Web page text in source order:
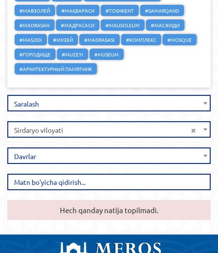
#МАВЗОЛЕЙ
#МАҚБАРАСИ #TOSHKENT
#SAMARQAND
#MADRASAH
#МАДРАСАСИ #MAUSOLEUM
#МАСЖИДИ
#MASJIDI
#МУЗЕЙ #MADRASASI #КОМПЛЕКС
#MOSQUE
#ГОРОДИЩЕ
#MUZEYI
#MUSEUM
#АРХИТЕКТУРНЫЙ ПАМЯТНИК
Saralash
×
Sirdaryo viloyati
Davrlar
Hech qanday natija topilmadi.